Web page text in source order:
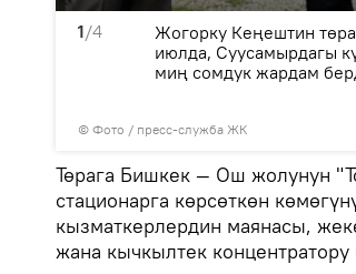
1/4
© Фото / пресс-служба ЖК
Жогорку Кеңештин
июлда, Суусамырдагы
миң сомдук жардам
Төрага Бишкек — Ош жолунун
стационарга көрсөткөн
кызматкерлердин маянасы,
жана кычкылтек концентратору